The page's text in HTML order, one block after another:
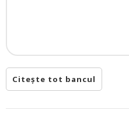
Citește tot bancul